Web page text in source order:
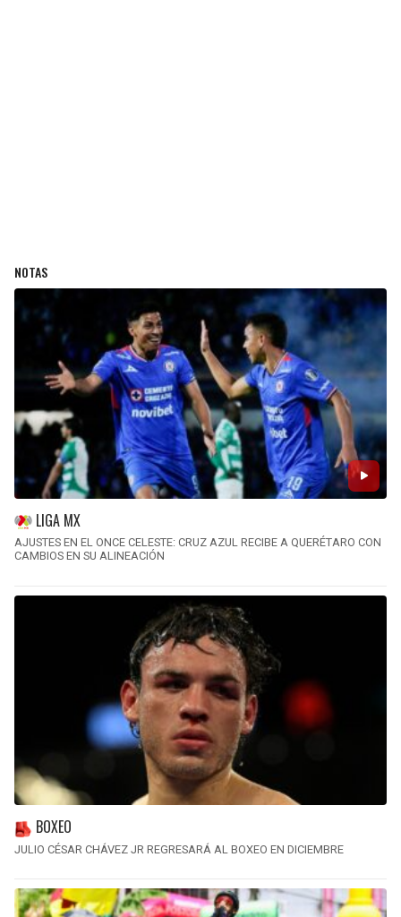
NOTAS
LIGA MX
AJUSTES EN EL ONCE CELESTE: CRUZ AZUL RECIBE A QUERÉTARO CON
CAMBIOS EN SU ALINEACIÓN
BOXEO
JULIO CÉSAR CHÁVEZ JR REGRESARÁ AL BOXEO EN DICIEMBRE